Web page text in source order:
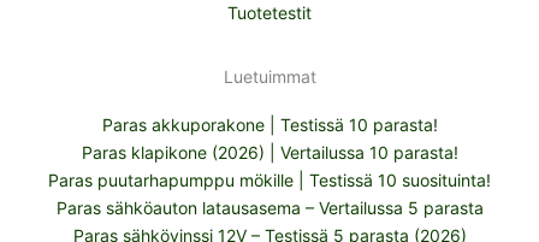
Tuotetestit
Luetuimmat
Paras akkuporakone | Testissä 10 parasta!
Paras klapikone (2026) | Vertailussa 10 parasta!
Paras puutarhapumppu mökille | Testissä 10 suosituinta!
Paras sähköauton latausasema – Vertailussa 5 parasta
Paras sähkövinssi 12V – Testissä 5 parasta (2026)